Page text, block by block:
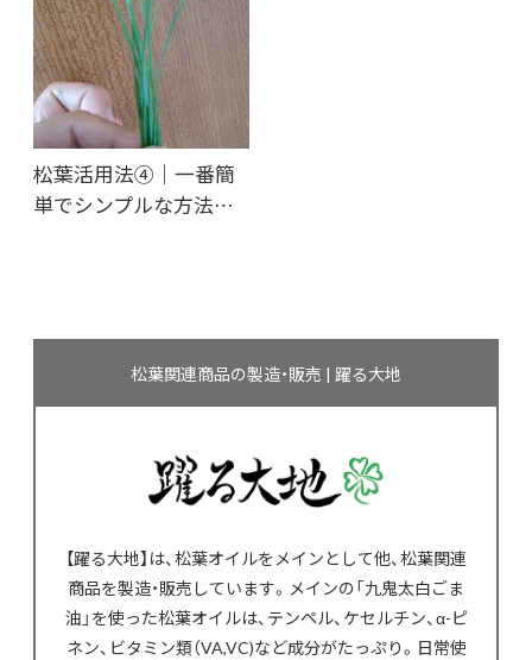
松葉活用法④｜一番簡
単でシンプルな方法…
松葉関連商品の製造・販売 | 躍る大地
【躍る大地】は、松葉オイルをメインとして他、松葉関連
商品を製造・販売しています。メインの「九鬼太白ごま
油」を使った松葉オイルは、テンペル、ケセルチン、α-ピ
ネン、ビタミン類（VA,VC)など成分がたっぷり。日常使